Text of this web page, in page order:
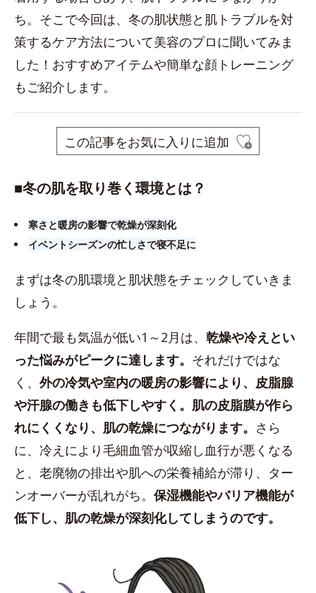
ち。そこで今回は、冬の肌状態と肌トラブルを対
策するケア方法について美容のプロに聞いてみま
した！おすすめアイテムや簡単な顔トレーニング
もご紹介します。
この記事をお気に入りに追加
■​冬の肌を取り巻く環境とは？
寒さと暖房の影響で乾燥が深刻化
イベントシーズンの忙しさで寝不足に
まずは冬の肌環境と肌状態をチェックしていきま
しょう。
年間で最も気温が低い1～2月は、 乾燥や冷えとい
った悩みがピークに達します。 それだけではな
く、 外の冷気や室内の暖房の影響により、皮脂腺
や汗腺の働きも低下しやすく。肌の皮脂膜が作ら
れにくくなり、肌の乾燥につながります。 さら
に、冷えにより毛細血管が収縮し血行が悪くなる
と、老廃物の排出や肌への栄養補給が滞り、ター
ンオーバーが乱れがち。 保湿機能やバリア機能が
低下し、肌の乾燥が深刻化してしまうのです。